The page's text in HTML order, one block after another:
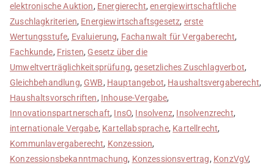
elektronische Auktion, Energierecht,energiewirtschaftliche
Zuschlagkriterien, Energiewirtschaftsgesetz, erste
Wertungsstufe, Evaluierung, Fachanwalt für Vergaberecht,
Fachkunde, Fristen, Gesetz über die
Umweltverträglichkeitsprüfung,gesetzliches Zuschlagverbot,
Gleichbehandlung, GWB, Hauptangebot, Haushaltsvergaberecht,
Haushaltsvorschriften, Inhouse-Vergabe,
Innovationspartnerschaft, InsO, Insolvenz, Insolvenzrecht,
internationale Vergabe, Kartellabsprache, Kartellrecht,
Kommunlavergaberecht, Konzession,
Konzessionsbekanntmachung, Konzessionsvertrag, KonzVgV,